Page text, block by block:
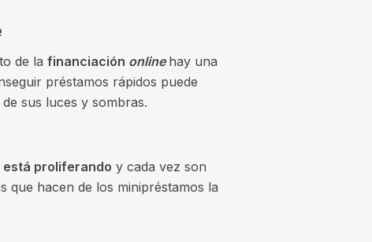
de la financiación online hay una
préstamos rápidos puede
sus luces y sombras.
está proliferando y cada vez son
que hacen de los minipréstamos la